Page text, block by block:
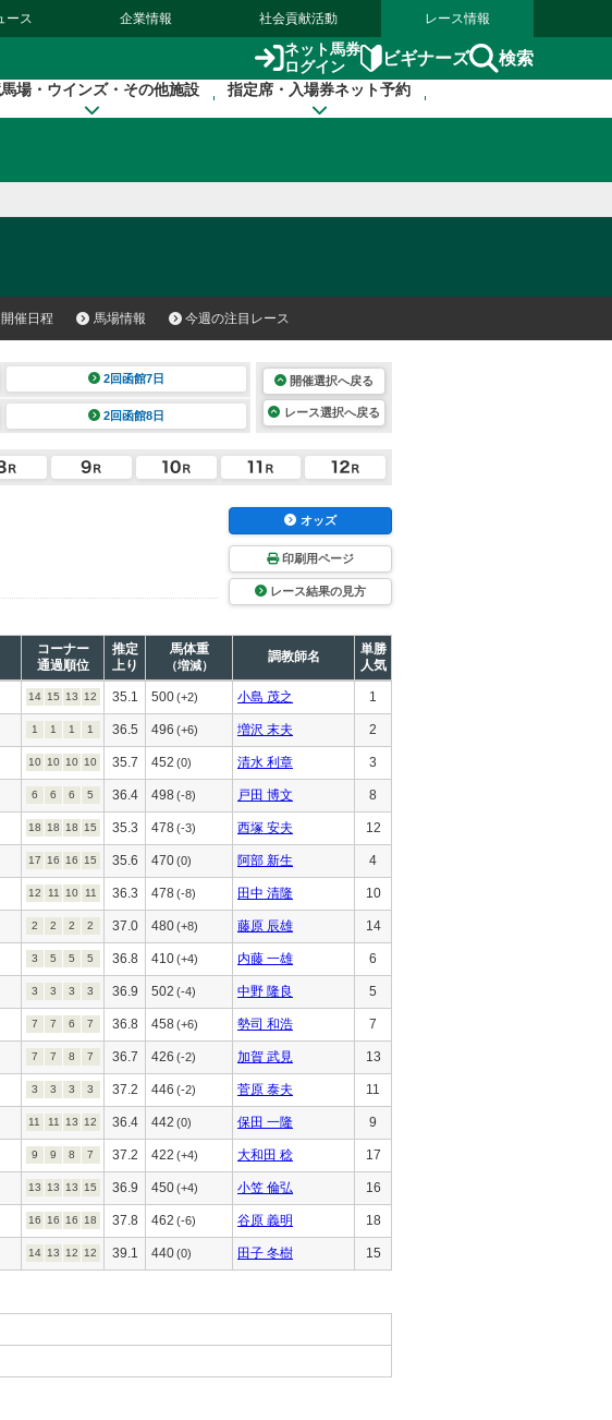
ース 企業情報 社会貢献活動 レース情報
ネット馬券
ログイン
ビギナーズ 検索
場・ウインズ・その他施設 指定席・入場券ネット予約
開催日程 馬場情報 今週の注目レース
2回函館7日
2回函館8日
開催選択へ戻る
レース選択へ戻る
オッズ
印刷用ページ
レース結果の見方
コーナー
通過順位
推定
上り
馬体重
（増減）
調教師名
単勝
人気
14 15 13 12 35.1 500(+2) 小島 茂之 1
1 1 1 1 36.5 496 (+6) 増沢 末夫 2
10 10 10 10 35.7 452 (0) 清水 利章 3
6 6 6 5 36.4 498 (-8) 戸田 博文 8
18 18 18 15 35.3 478(-3) 西塚 安夫 12
17 16 16 15 35.6 470(0) 阿部 新生 4
12 11 10 11 36.3 478(-8) 田中 清隆 10
2 2 2 2 37.0 480(+8) 藤原 辰雄 14
3 5 5 5 36.8 410(+4) 内藤 一雄 6
3 3 3 3 36.9 502 (-4) 中野 隆良 5
7 7 6 7 36.8 458(+6) 勢司 和浩 7
7 7 8 7 36.7 426 (-2) 加賀 武見 13
3 3 3 3 37.2 446 (-2) 菅原 泰夫 11
11 11 13 12 36.4 442 (0) 保田 一隆 9
9 9 8 7 37.2 422 (+4) 大和田 稔 17
13 13 13 15 36.9 450(+4) 小笠 倫弘 16
16 16 16 18 37.8 462 (-6) 谷原 義明 18
14 13 12 12 39.1 440(0) 田子 冬樹 15